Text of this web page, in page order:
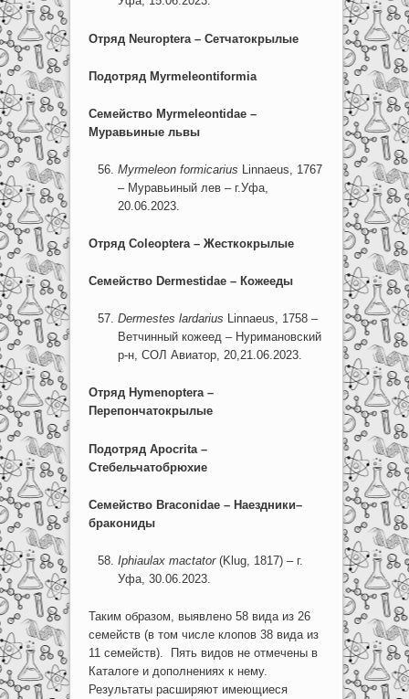
ОтрядNeuroptera – Сетчатокрылые
ПодотрядMyrmeleontiformia
СемействоMyrmeleontidae –
Муравьиные львы
Myrmeleon formicarius
Linnaeus, 1767
– Муравьиный лев – г.Уфа,
20.06.2023.
ОтрядColeoptera – Жесткокрылые
СемействоDermestidae – Кожееды
Dermestes lardarius Linnaeus, 1758 –
Ветчинный кожеед – Нуримановский
р-н, СОЛ Авиатор, 20,21.06.2023.
ОтрядHymenoptera –
Перепончатокрылые
ПодотрядApocrita –
Стебельчатобрюхие
Семейство Braconidae – Наездники–
бракониды
Iphiaulax mactator(Klug, 1817) – г.
Уфа, 30.06.2023.
Таким образом, выявлено 58 вида из 26
семейств (в том числе клопов 38 вида из
11 семейств). Пять видов не отмечены в
Каталоге и дополнениях к нему.
Результаты расширяют имеющиеся